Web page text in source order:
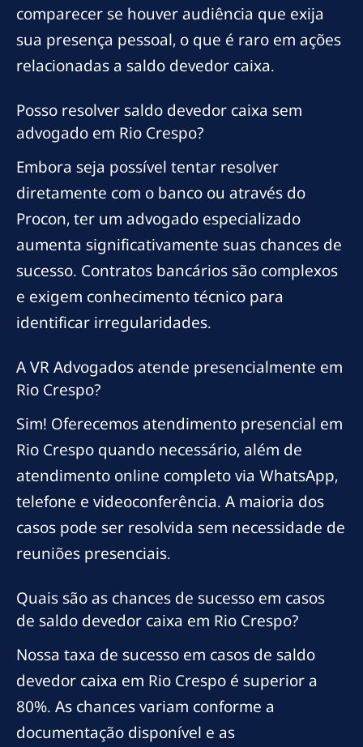
comparecer se houver audiência que exija
sua presença pessoal, o que é raro em ações
relacionadas a saldo devedor caixa.
Posso resolver saldo devedor caixa sem
advogado em Rio Crespo?
Embora seja possível tentar resolver
diretamente com o banco ou através do
Procon, ter um advogado especializado
aumenta significativamente suas chances de
sucesso. Contratos bancários são complexos
e exigem conhecimento técnico para
identificar irregularidades.
A VR Advogados atende presencialmente em
Rio Crespo?
Sim! Oferecemos atendimento presencial em
Rio Crespo quando necessário, além de
atendimento online completo via WhatsApp,
telefone e videoconferência. A maioria dos
casos pode ser resolvida sem necessidade de
reuniões presenciais.
Quais são as chances de sucesso em casos
de saldo devedor caixa em Rio Crespo?
Nossa taxa de sucesso em casos de saldo
devedor caixa em Rio Crespo é superior a
80%. As chances variam conforme a
documentação disponível e as